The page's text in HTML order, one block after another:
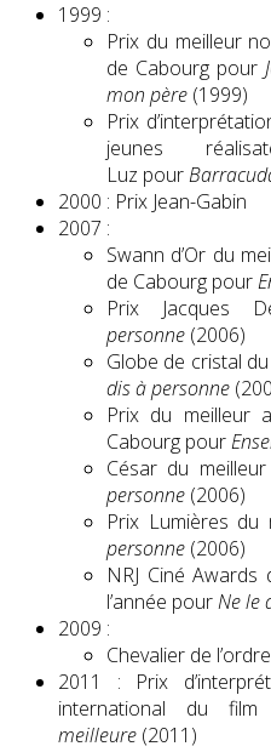
1999 :
Prix du meilleur
de Cabourg pour
mon père (1999)
Prix
jeunes
Luz pour
2000 : Prix Jean-Gabin
2007 :
Swann d’Or du
de Cabourg pour
Prix Jacques
personne (2006)
Globe de cristal
dis à personne
Prix du meilleur
Cabourg pour
César du
personne (2006)
Prix Lumières
personne (2006)
NRJ Ciné
l’année pourNe le
2009 :
Chevalier de
2011 : Prix
international du
meilleure (2011)